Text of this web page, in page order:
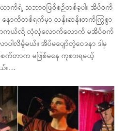
ရဲ့ သဘာဝဖြစ်စဉ်တစ်ခုပါ။ အိပ်စက်
း နောက်တစ်ရက်မှာ လန်းဆန်းတက်ကြွစွာ
။ တကယ်လို့ လုံလုံလောက်လောက် မအိပ်စက်
ပါလိမ့်မယ်။ အိပ်မပျော်တဲ့ဝေဒနာ ဒါမှ
တာက မဖြစ်မနေ ကုစားရမယ့်
ယ်။…